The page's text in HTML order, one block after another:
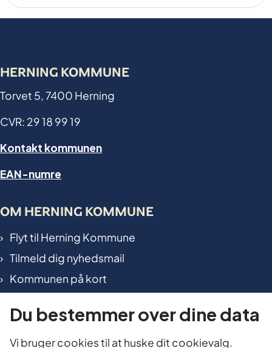
HERNING KOMMUNE
Torvet 5, 7400 Herning
CVR: 29 18 99 19
Kontakt kommunen
EAN-numre
OM HERNING KOMMUNE
Flyt til Herning Kommune
Tilmeld dig nyhedsmail
Kommunen på kort
International in Herning
TILGÆNGELIGHED OG DATA
Du bestemmer over dine data
Vi bruger cookies til at huske dit cookievalg.